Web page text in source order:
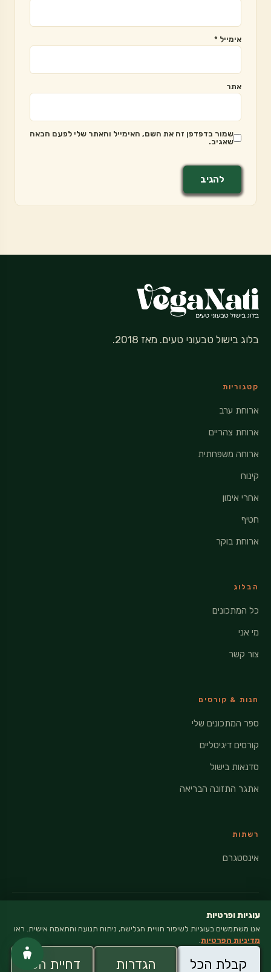
אימייל *
אתר
שמור בדפדפן זה את השם, האימייל והאתר שלי לפעם הבאה
שאגיב.
בלוג בישול טבעוני טעים. מאז 2018.
קטגוריות
ארוחת ערב
ארוחת צהריים
ארוחה משפחתית
קינוח
אחרי אימון
חטיף
ארוחת בוקר
הבלוג
כל המתכונים
מי אני
צור קשר
חנות & קורסים
ספר המתכונים שלי
קורסים דיגיטליים
סדנאות בישול
אתגר התזונה הבריאה
רשתות
אינסטגרם
© 2026 VEGANATI · כל הזכויות שמורות
עוגיות ופרטיות
אנו משתמשים בעוגיות לשיפור חוויית הגלישה, ניתוח תנועה והתאמה אישית. ראו
מדיניות הפרטיות.
קבלת הכל הגדרות דחיית הכל